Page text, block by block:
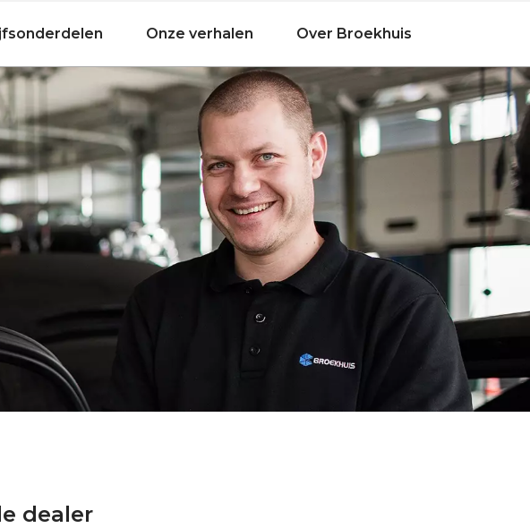
Onze verhalen
Over Broekhuis
dealer